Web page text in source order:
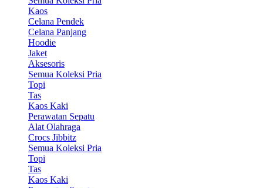
Kaos
Celana Pendek
Celana Panjang
Hoodie
Jaket
Aksesoris
Semua Koleksi Pria
Topi
Tas
Kaos Kaki
Perawatan Sepatu
Alat Olahraga
Crocs Jibbitz
Semua Koleksi Pria
Topi
Tas
Kaos Kaki